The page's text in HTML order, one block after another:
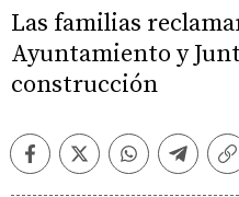
Las familias
Ayuntamiento y
construcción
FacebookTwitterWhatsapp